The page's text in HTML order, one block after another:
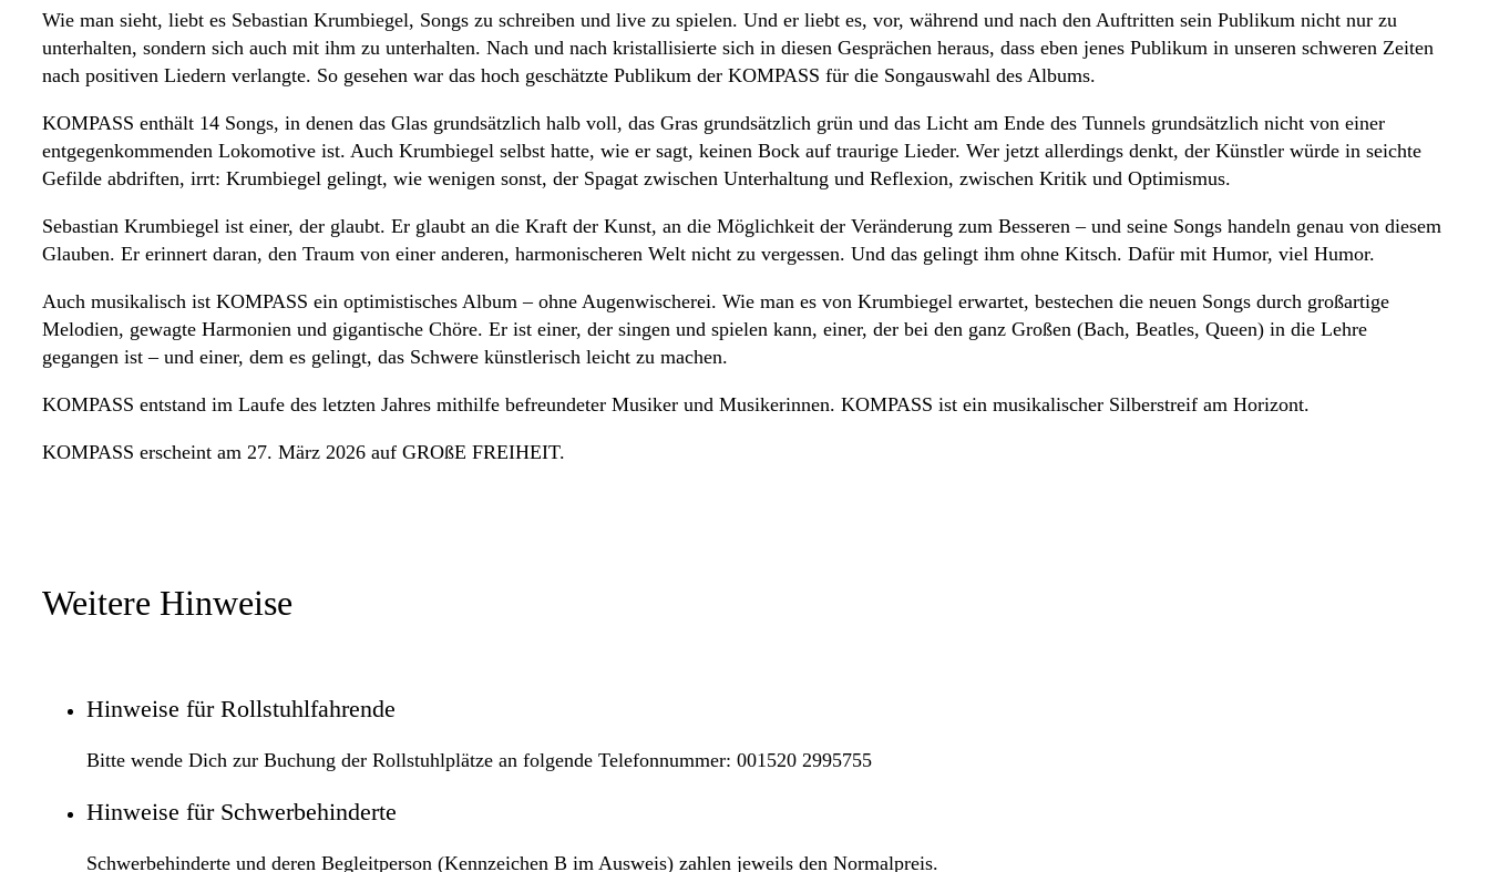
Wie man sieht, liebt es Sebastian Krumbiegel, Songs zu schreiben und live zu spielen. Und er liebt es, vor, während und nach den Auftritten sein Publikum nicht nur zu
unterhalten, sondern sich auch mit ihm zu unterhalten. Nach und nach kristallisierte sich in diesen Gesprächen heraus, dass eben jenes Publikum in unseren schweren Zeiten
nach positiven Liedern verlangte. So gesehen war das hoch geschätzte Publikum der KOMPASS für die Songauswahl des Albums.
KOMPASS enthält 14 Songs, in denen das Glas grundsätzlich halb voll, das Gras grundsätzlich grün und das Licht am Ende des Tunnels grundsätzlich nicht von einer
entgegenkommenden Lokomotive ist. Auch Krumbiegel selbst hatte, wie er sagt, keinen Bock auf traurige Lieder. Wer jetzt allerdings denkt, der Künstler würde in seichte
Gefilde abdriften, irrt: Krumbiegel gelingt, wie wenigen sonst, der Spagat zwischen Unterhaltung und Reflexion, zwischen Kritik und Optimismus.
Sebastian Krumbiegel ist einer, der glaubt. Er glaubt an die Kraft der Kunst, an die Möglichkeit der Veränderung zum Besseren – und seine Songs handeln genau von diesem
Glauben. Er erinnert daran, den Traum von einer anderen, harmonischeren Welt nicht zu vergessen. Und das gelingt ihm ohne Kitsch. Dafür mit Humor, viel Humor.
Auch musikalisch ist KOMPASS ein optimistisches Album – ohne Augenwischerei. Wie man es von Krumbiegel erwartet, bestechen die neuen Songs durch großartige
Melodien, gewagte Harmonien und gigantische Chöre. Er ist einer, der singen und spielen kann, einer, der bei den ganz Großen (Bach, Beatles, Queen) in die Lehre
gegangen ist – und einer, dem es gelingt, das Schwere künstlerisch leicht zu machen.
KOMPASS entstand im Laufe des letzten Jahres mithilfe befreundeter Musiker und Musikerinnen. KOMPASS ist ein musikalischer Silberstreif am Horizont.
KOMPASS erscheint am 27. März 2026 auf GROßE FREIHEIT.
Weitere Hinweise
Hinweise für Rollstuhlfahrende
Bitte wende Dich zur Buchung der Rollstuhlplätze an folgende Telefonnummer: 001520 2995755
Hinweise für Schwerbehinderte
Schwerbehinderte und deren Begleitperson (Kennzeichen B im Ausweis) zahlen jeweils den Normalpreis.